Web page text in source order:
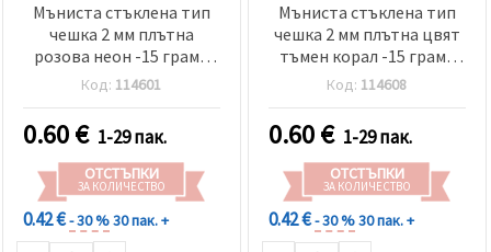
Мъниста стъклена тип
чешка 2 мм плътна
розова неон -15 грама
~2050 броя
Код: 114601
0.60€ 1-29 пак.
ОТСТЪПКИ
ЗА КОЛИЧЕСТВО
0.42 €- 30 %30 пак. +
Мъниста стъклена тип
чешка 2 мм плътна цвят
тъмен корал -15 грама
~2050 броя
Код: 114608
0.60€ 1-29 пак.
ОТСТЪПКИ
ЗА КОЛИЧЕСТВО
0.42 €- 30 %30 пак. +